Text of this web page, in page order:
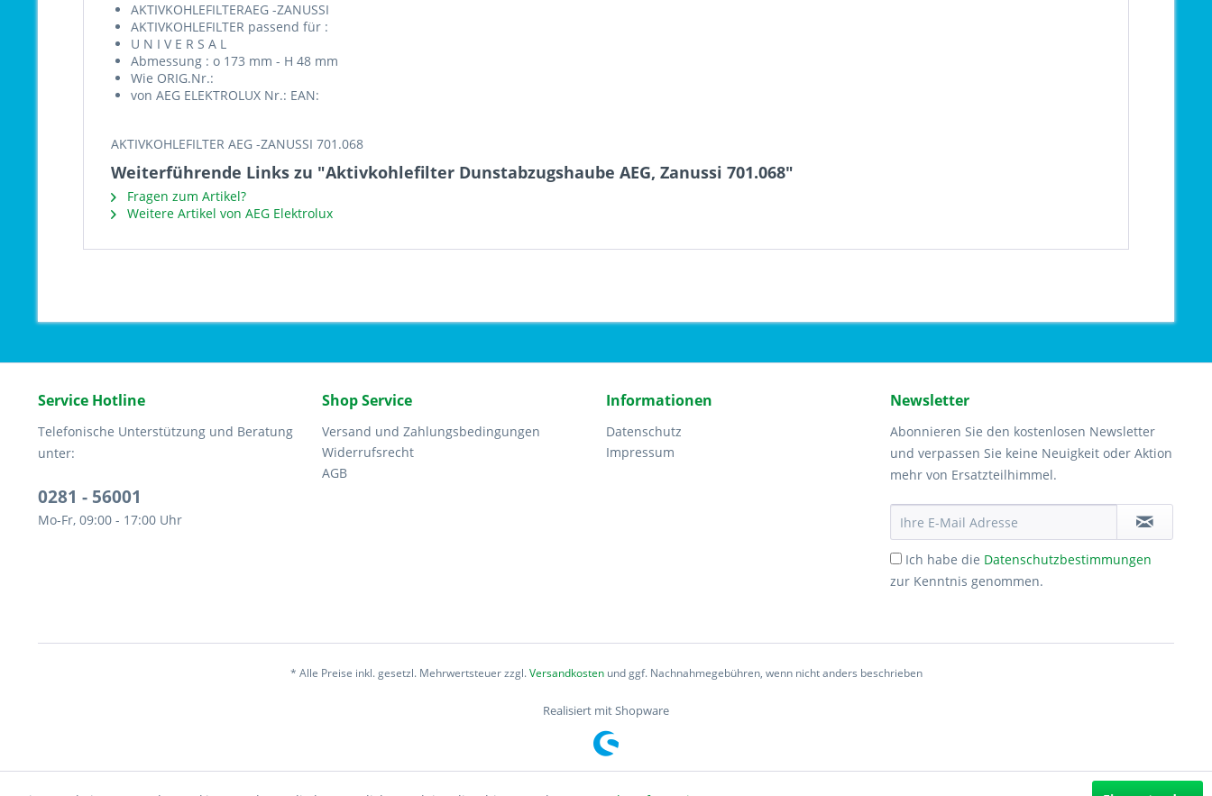
AKTIVKOHLEFILTERAEG -ZANUSSI
AKTIVKOHLEFILTER passend für :
U N I V E R S A L
Abmessung : o 173 mm - H 48 mm
Wie ORIG.Nr.:
von AEG ELEKTROLUX Nr.: EAN:
AKTIVKOHLEFILTER AEG -ZANUSSI 701.068
Weiterführende Links zu "Aktivkohlefilter Dunstabzugshaube AEG, Zanussi 701.068"
Fragen zum Artikel?
Weitere Artikel von AEG Elektrolux
Service Hotline
Telefonische Unterstützung und Beratung
unter:
0281 - 56001
Mo-Fr, 09:00 - 17:00 Uhr
Shop Service
Versand und Zahlungsbedingungen
Widerrufsrecht
AGB
Informationen
Datenschutz
Impressum
Newsletter
Abonnieren Sie den kostenlosen Newsletter
und verpassen Sie keine Neuigkeit oder Aktion
mehr von Ersatzteilhimmel.
Ich habe die Datenschutzbestimmungen
zur Kenntnis genommen.
* Alle Preise inkl. gesetzl. Mehrwertsteuer zzgl.Versandkostenund ggf. Nachnahmegebühren, wenn nicht anders beschrieben
Realisiert mit Shopware